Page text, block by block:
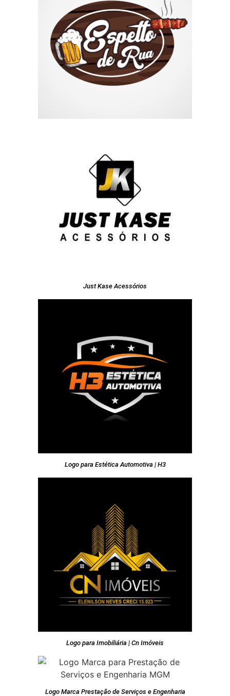
Just Kase Acessórios
Logo para Estética Automotiva | H3
Logo para Imobiliária | Cn Imóveis
Logo Marca Prestação de Serviços e Engenharia